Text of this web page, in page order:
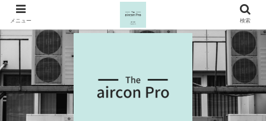
メニュー 検索